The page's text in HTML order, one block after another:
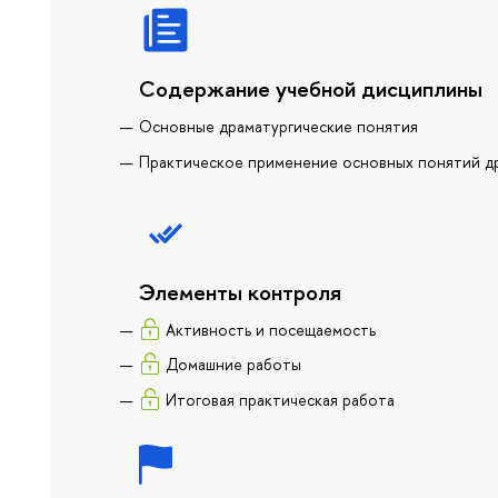
Содержание учебной дисциплины
Основные драматургические понятия
Практическое применение основных понятий
Элементы контроля
Активность и посещаемость
Домашние работы
Итоговая практическая работа